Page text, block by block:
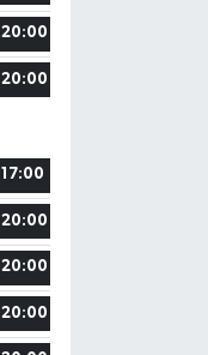
20:00
20:00
17:00
20:00
20:00
20:00